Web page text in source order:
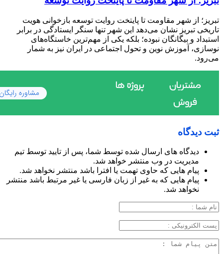
تبریز؛ از شهر مقاومت تا پایتخت روایت توسعه بازخوانی هویت
تاریخی تبریز نشان می‌دهد این شهر تنها سنگر ایستادگی در برابر
استبداد و بیگانگان نبوده؛ بلکه یکی از مهم‌ترین خاستگاه‌های
نوسازی، آموزش نوین و تحول اجتماعی در ایران نیز به شمار
می‌رود.
ثبت دیدگاه
دیدگاه های ارسال شده توسط شما، پس از تایید توسط تیم
مدیریت در وب منتشر خواهد شد.
پیام هایی که حاوی تهمت یا افترا باشد منتشر نخواهد شد.
پیام هایی که به غیر از زبان فارسی یا غیر مرتبط باشد منتشر
نخواهد شد.